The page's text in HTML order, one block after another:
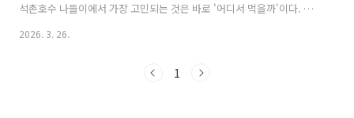
석촌호수 나들이에서 가장 고민되는 것은 바로 '어디서 먹을까'이다. 최
근 2026년 방송을 통해 소개되며 더욱 핫해진 석촌호수 송리단길 맛집들
으로 꼽히는 만큼 많은 맛집들이 많은데요, 특히 최근에 , 등 다양한 맛집
2026. 3. 26.
1